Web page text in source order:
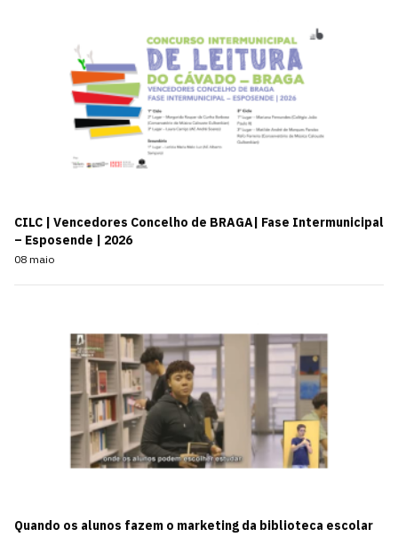
CILC | Vencedores Concelho de BRAGA| Fase Intermunicipal
– Esposende | 2026
08 maio
Quando os alunos fazem o marketing da biblioteca escolar